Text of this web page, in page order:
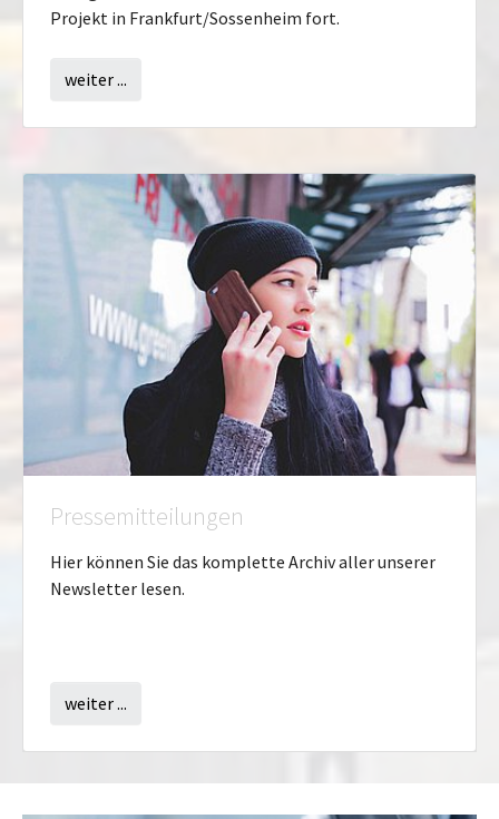
Projekt in Frankfurt/Sossenheim fort.
weiter ...
Pressemitteilungen
Hier können Sie das komplette Archiv aller unserer
Newsletter lesen.
weiter ...